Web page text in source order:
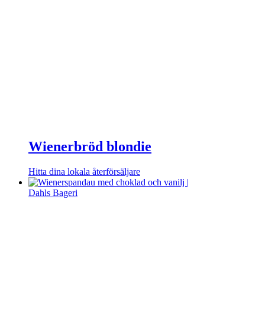
Wienerbröd blondie
Hitta dina lokala återförsäljare